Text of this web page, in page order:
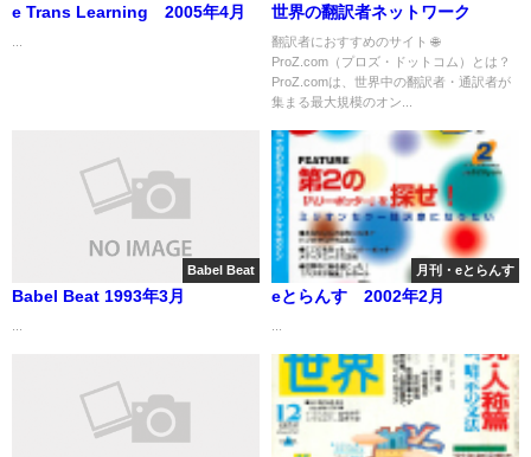
e Trans Learning 2005年4月 世界の翻訳者ネットワーク
翻訳者におすすめのサイト 🌐
ProZ.com（プロズ・ドットコム）とは？
ProZ.comは、世界中の翻訳者・通訳者が
集まる最大規模のオン...
Babel Beat
Babel Beat 1993年3月
月刊・eとらんす
eとらんす 2002年2月